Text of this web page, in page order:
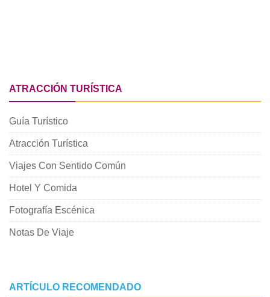
ATRACCIÓN TURÍSTICA
Guía Turístico
Atracción Turística
Viajes Con Sentido Común
Hotel Y Comida
Fotografía Escénica
Notas De Viaje
ARTÍCULO RECOMENDADO